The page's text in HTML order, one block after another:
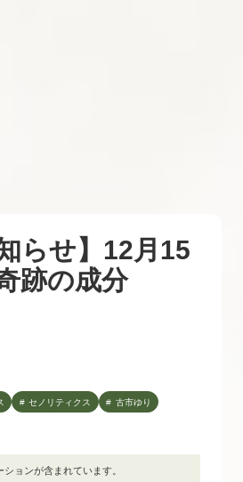
らせ】12月15
跡の成分
セノリティクス 古市ゆり
ョンが含まれています。